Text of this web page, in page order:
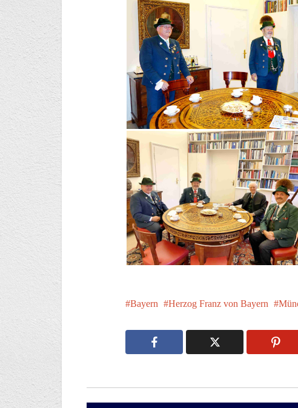
Bayern Herzog Franz von Bayern